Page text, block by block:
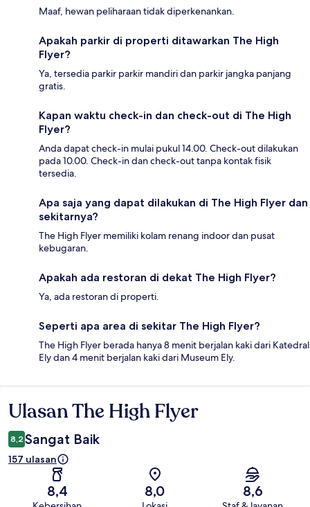
Maaf, hewan peliharaan tidak diperkenankan.
Apakah parkir di properti ditawarkan The High
Flyer?
Ya, tersedia parkir parkir mandiri dan parkir jangka panjang
gratis.
Kapan waktu check-in dan check-out di The High
Flyer?
Anda dapat check-in mulai pukul 14.00. Check-out dilakukan
pada 10.00. Check-in dan check-out tanpa kontak fisik
tersedia.
Apa saja yang dapat dilakukan di The High Flyer dan
sekitarnya?
The High Flyer memiliki kolam renang indoor dan pusat
kebugaran.
Apakah ada restoran di dekat The High Flyer?
Ya, ada restoran di properti.
Seperti apa area di sekitar The High Flyer?
The High Flyer berada hanya 8 menit berjalan kaki dari Katedral
Ely dan 4 menit berjalan kaki dari Museum Ely.
Ulasan
Ulasan The High Flyer
8,2 Sangat Baik
157 ulasan
8,4 8,0 8,6